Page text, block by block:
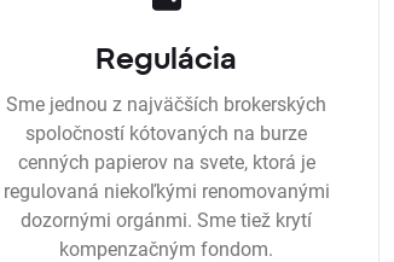
Regulácia
Sme jednou z najväčších brokerských
spoločností kótovaných na burze
cenných papierov na svete, ktorá je
regulovaná niekoľkými renomovanými
dozornými orgánmi. Sme tiež krytí
kompenzačným fondom.